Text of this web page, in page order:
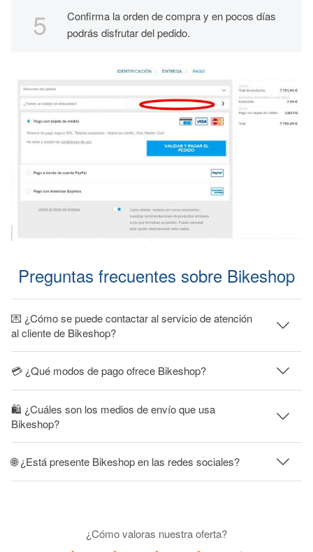
Confirma la orden de compra y en pocos días
podrás disfrutar del pedido.
Preguntas frecuentes sobre Bikeshop
💌 ¿Cómo se puede contactar al servicio de atención
al cliente de Bikeshop?
💳 ¿Qué modos de pago ofrece Bikeshop?
🛍 ¿Cuáles son los medios de envío que usa
Bikeshop?
🌐 ¿Está presente Bikeshop en las redes sociales?
¿Cómo valoras nuestra oferta?